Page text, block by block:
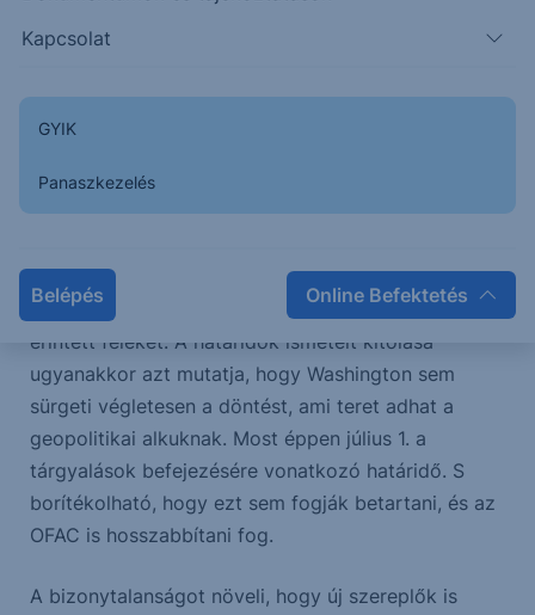
Kapcsolat
GYIK
Panaszkezelés
Belépés Online Befektetés
Ezzel párhuzamosan a MOL és a szerb kormány
struktúráját: Szerbia növelné részesedését, és
pancsovai finomító – hosszú távú működését.
engedélyek csak rövid távú haladékot biztosítanak,
és ezek lejárata folyamatos nyomás alatt tartja az
érintett feleket. A határidők ismételt kitolása
ugyanakkor azt mutatja, hogy Washington sem
sürgeti végletesen a döntést, ami teret adhat a
geopolitikai alkuknak. Most éppen július 1. a
tárgyalások befejezésére vonatkozó határidő. S
borítékolható, hogy ezt sem fogják betartani, és az
OFAC is hosszabbítani fog.
A bizonytalanságot növeli, hogy új szereplők is